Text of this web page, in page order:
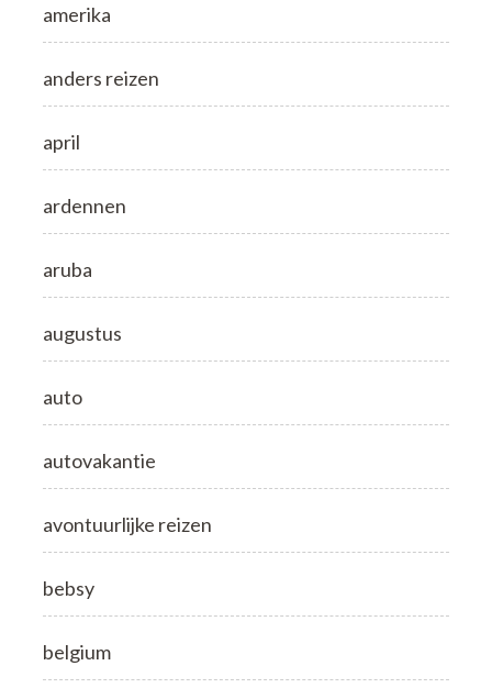
amerika
anders reizen
april
ardennen
aruba
augustus
auto
autovakantie
avontuurlijke reizen
bebsy
belgium